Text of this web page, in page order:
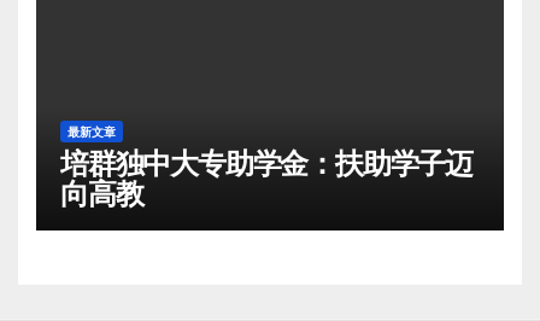
最新文章
培群独中大专助学金：扶助学子迈
向高教